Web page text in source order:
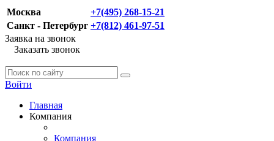
Москва
+7(495) 268-15-21
Санкт - Петербург +7(812) 461-97-51
Заявка на звонок
Заказать звонок
Войти
Главная
Компания
Компания